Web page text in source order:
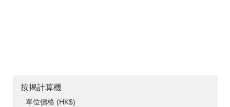
按揭計算機
單位價格 (HK$)